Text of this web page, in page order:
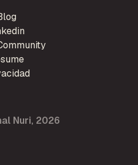
Nuri, 2026